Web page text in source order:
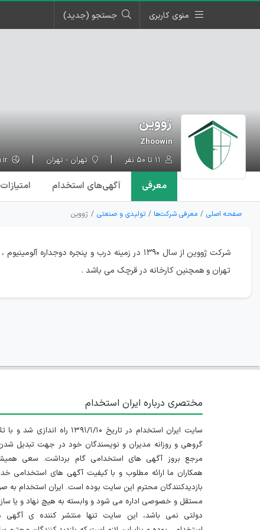
منوی کاربری جستجو (جدید)
ژووین
Zhoowin
تهران - تهران Zhoowin.ir
معرفی آگهی‌های استخدام امتیازات
صفحه اصلی معرفی شرکت‌ها تولیدی و صنعتی ژووین
تهران و همچنین کارخانه در قرچک می باشد .
مختصری درباره ایران استخدام
سایت ایران استخدام در تاریخ ۱۳۹۱/۱/۱۰ راه اندازی
گروهی و روزانه مدیران و نویسندگان خود در جهت تبدیل
مرجع بروز آگهی های استخدامی گام برداشت. سعی
همکاران ما ارائه مطلوب و با کیفیت آگهی های استخدامی
بازدیدکنندگان محترم این سایت بوده است. ایران استخدام به
مستقل و خصوصی اداره می شود و وابسته به هیچ نهاد و یا
دولتی نمی باشد، این سایت تنها منتشر کننده ی آگهی